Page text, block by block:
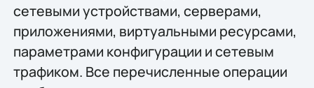
сетевыми устройствами, серверами,
приложениями, виртуальными ресурсами,
параметрами конфигурации и сетевым
трафиком. Все перечисленные операции